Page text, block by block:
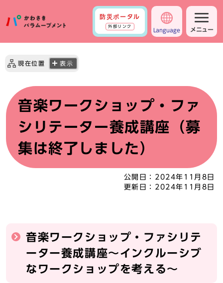
防災ポータル
外部リンク
Language メニュー
現在位置 表示
音楽ワークショップ・ファ
シリテーター養成講座（募
集は終了しました）
公開日： 2024年11月8日
更新日： 2024年11月8日
音楽ワークショップ・ファシリテ
ーター養成講座～インクルーシブ
なワークショップを考える～